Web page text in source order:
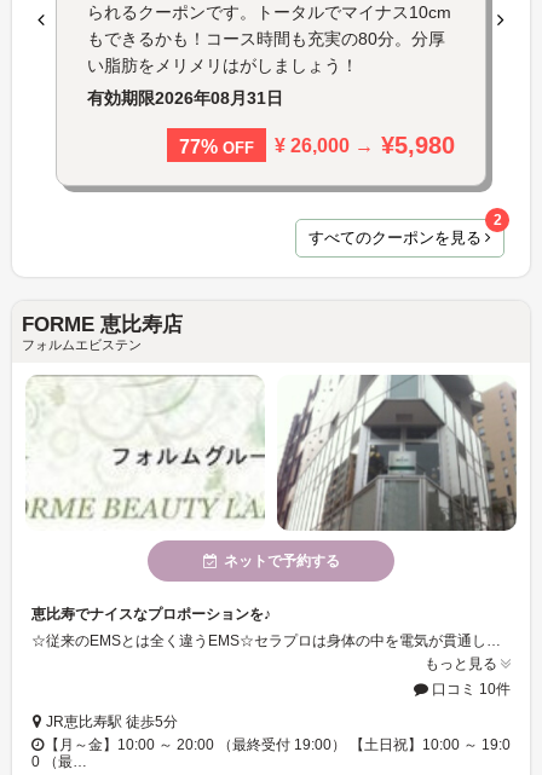
られるクーポンです。トータルでマイナス10cm
もできるかも！コース時間も充実の80分。分厚
い脂肪をメリメリはがしましょう！
有効期限2026年08月31日
77% OFF ¥ 26,000 → ¥5,980
すべてのクーポンを見る
2
FORME 恵比寿店
フォルムエビステン
ネットで予約する
恵比寿でナイスなプロポーションを♪
☆従来のEMSとは全く違うEMS☆セラプロは身体の中を電気が貫通し、さらに効果範囲が驚異的！ 骨盤、股関節のコアマッスルを鍛え、筋肉の連続運動でセルライトケア！ さらに伝導運動により腸の蠕動（ぜんどう）運動を活性化し、排便力をUP！理想のプロポーションを手に入れることができます♪
もっと見る
口コミ 10件
JR恵比寿駅 徒歩5分
【月～金】10:00 ～ 20:00 （最終受付 19:00） 【土日祝】10:00 ～ 19:0
0 （最…